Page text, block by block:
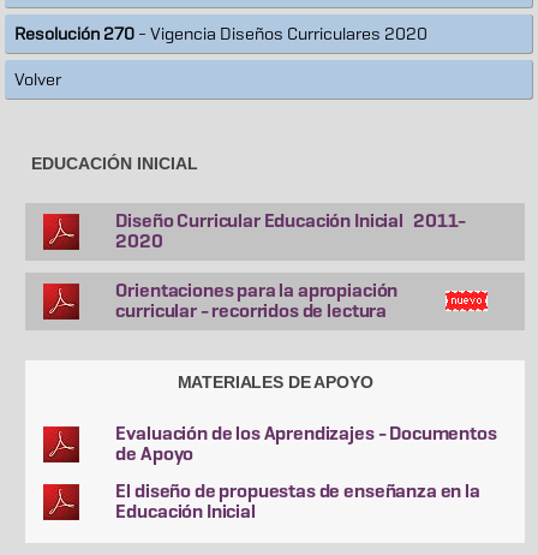
Resolución 270 - Vigencia Diseños Curriculares 2020
Volver
EDUCACIÓN INICIAL
Diseño Curricular Educación Inicial 2011-
2020
Orientaciones para la apropiación
curricular - recorridos de lectura
MATERIALES DE APOYO
Evaluación de los Aprendizajes - Documentos
de Apoyo
El diseño de propuestas de enseñanza en la
Educación Inicial